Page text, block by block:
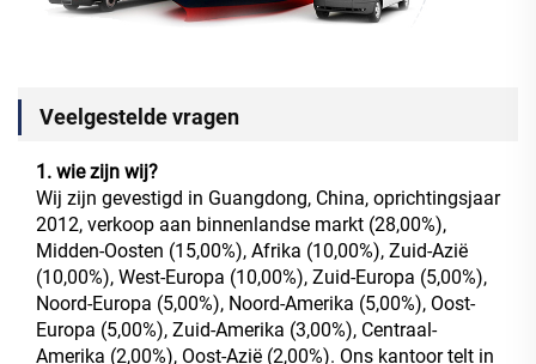
Veelgestelde vragen
1. wie zijn wij?
Wij zijn gevestigd in Guangdong, China, oprichtingsjaar
2012, verkoop aan binnenlandse markt (28,00%),
Midden-Oosten (15,00%), Afrika (10,00%), Zuid-Azië
(10,00%), West-Europa (10,00%), Zuid-Europa (5,00%),
Noord-Europa (5,00%), Noord-Amerika (5,00%), Oost-
Europa (5,00%), Zuid-Amerika (3,00%), Centraal-
Amerika (2,00%), Oost-Azië (2,00%). Ons kantoor telt in